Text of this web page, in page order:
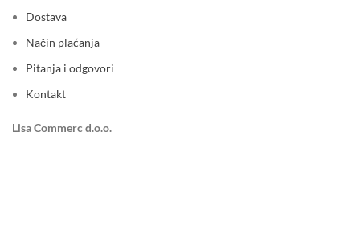
Dostava
Način plaćanja
Pitanja i odgovori
Kontakt
Lisa Commerc d.o.o.